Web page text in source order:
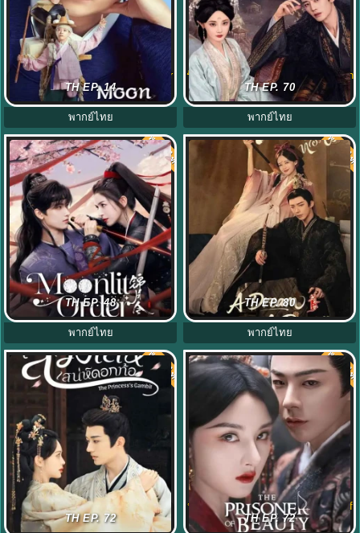
เงาจันทร์สลับร่าง (2025) Moon River
พากย์ไทย EP.1-14 (จบ)
TH EP. 14
พากย์ไทย
รักเหนือบัลลังก์ (2025) Love & Crown
พากย์ไทย EP.1-37 (จบ)
TH EP. 70
พากย์ไทย
Moonlit Order ซับไทย (2025) เล่ห์รัก
ลวงราชวงศ์ EP.1-24 (จบ)
8.0 พากย์ไทย
TH EP. 48
พากย์ไทย
ลิลิตท่องฝัน (2025) A Dream Within
A Dream พากย์ไทย EP.1-40
พากย์ไ
TH EP. 80
พากย์ไทย
ลวงเล่ห์เสน่ห์ดอกท้อ (2025) The
Princess‘s Gambit พากย์ไทย
8.0 พากย์ไทย
TH EP. 72
ปรปักษ์จำนน (2025) The Prisoner of
Beauty พากย์ไทย EP.1-36
8.0 พากย์ไ
TH EP. 72